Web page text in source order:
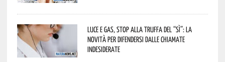
Luce e gas, stop alla truffa del “Sì”: la
novità per difendersi dalle chiamate
indesiderate